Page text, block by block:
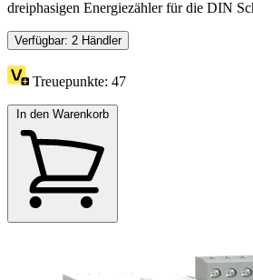
dreiphasigen Energiezähler für die DIN
Verfügbar: 2 Händler
Treuepunkte: 47
In den Warenkorb